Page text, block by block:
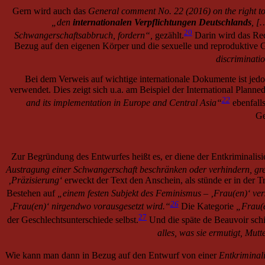
Gern wird auch das General comment No. 22 (2016) on the right
„den internationalen Verpflichtungen Deutschlands ,
Schwangerschaftsabbruch, fordern“, gezählt.20 Darin wird das
Bezug auf den eigenen Körper und die sexuelle und reproduktive
Bei dem Verweis auf wichtige internationale Dokumente ist
verwendet. Dies zeigt sich u.a. am Beispiel der International
and its implementation in Europe and Central Asia“22
Zur Begründung des Entwurfes heißt es, er diene der
Austragung einer Schwangerschaft beschränken oder verhindern,
‚Präzisierung‘erweckt der Text den Anschein, als stünde er in der
Bestehen auf „einem festen Subjekt des Feminismus – ‚Frau(en)‘
‚Frau(en)‘ nirgendwo vorausgesetzt wird.“26Die Kategorie
der Geschlechtsunterschiede selbst.27 Und die späte de Beauvoir
alles, was sie ermutigt,
Wie kann man dann in Bezug auf den Entwurf von einer